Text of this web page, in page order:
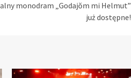
monodram „Godajŏm mi Helmut”
już dostępne!